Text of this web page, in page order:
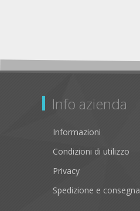
Info azienda
Informazioni
Condizioni di utilizzo
Privacy
Spedizione e consegna